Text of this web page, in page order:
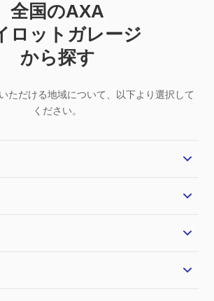
全国のAXA
ロットガレージ
から探す
ただける地域について、以下より選択して
ください。